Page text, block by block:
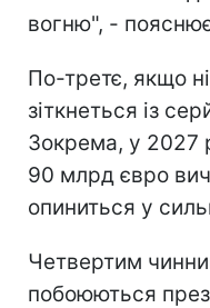
вогню", -
По-третє, якщо
зіткнеться із
Зокрема, у 2027
90 млрд євро
опиниться у
Четвертим
побоюються